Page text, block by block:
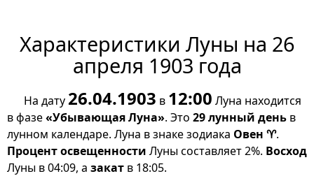
Характеристики Луны на 26
апреля 1903 года
На дату 26.04.1903 в 12:00 Луна находится
в фазе«Убывающая Луна». Это 29 лунный день в
лунном календаре. Луна в знаке зодиака Овен ♈.
Процент освещенности Луны составляет 2%. Восход
Луны в 04:09, а закат в 18:05.